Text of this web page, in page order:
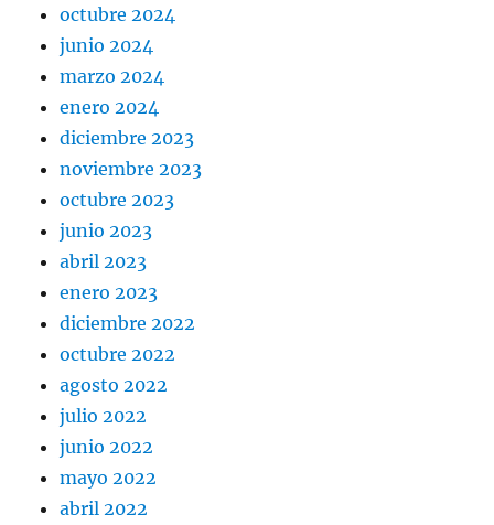
octubre 2024
junio 2024
marzo 2024
enero 2024
diciembre 2023
noviembre 2023
octubre 2023
junio 2023
abril 2023
enero 2023
diciembre 2022
octubre 2022
agosto 2022
julio 2022
junio 2022
mayo 2022
abril 2022